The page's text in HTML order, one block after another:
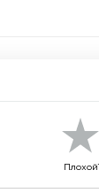
Плохой